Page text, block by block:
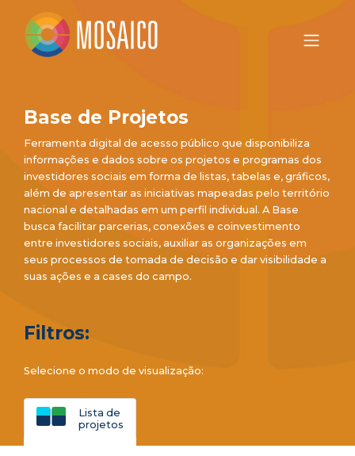
Base de Projetos
Ferramenta digital de acesso público que disponibiliza
informações e dados sobre os projetos e programas dos
investidores sociais em forma de listas, tabelas e, gráficos,
além de apresentar as iniciativas mapeadas pelo território
nacional e detalhadas em um perfil individual. A Base
busca facilitar parcerias, conexões e coinvestimento
entre investidores sociais, auxiliar as organizações em
seus processos de tomada de decisão e dar visibilidade a
suas ações e a cases do campo.
Filtros:
Selecione o modo de visualização:
Lista de
projetos